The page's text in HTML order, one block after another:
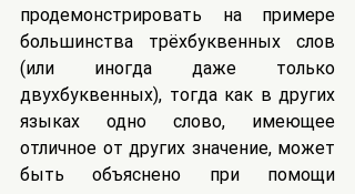
продемонстрировать на примере
большинства трёхбуквенных слов
(или иногда даже только
двухбуквенных), тогда как в других
языках одно слово, имеющее
отличное от других значение, может
быть объяснено при помощи